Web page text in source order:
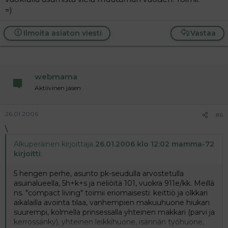
=)
Vastaa
Ilmoita asiaton viesti
webmama
Aktiivinen jäsen
26.01.2006 #6
\
Alkuperäinen kirjoittaja 26.01.2006 klo 12:02 mamma-72
kirjoitti:
5 hengen perhe, asunto pk-seudulla arvostetulla
asuinalueella, 5h+k+s ja neliöitä 101, vuokra 911e/kk. Meillä
ns. "compact living" toimii eriomaisesti: keittiö ja olkkari
aikalailla avointa tilaa, vanhempien makuuhuone hiukan
suurempi, kolmella prinsessalla yhteinen makkari (parvi ja
kerrossänky), yhteinen leikkihuone, isännän työhuone,